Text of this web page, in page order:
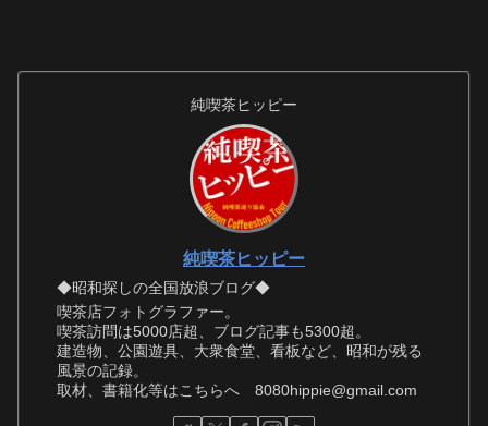
純喫茶ヒッピー
純喫茶ヒッピー
◆昭和探しの全国放浪ブログ◆
喫茶店フォトグラファー。
喫茶訪問は5000店超、ブログ記事も5300超。
建造物、公園遊具、大衆食堂、看板など、昭和が残る
風景の記録。
取材、書籍化等はこちらへ 8080hippie@gmail.com